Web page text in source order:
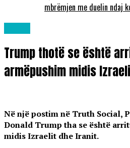
mbrëmjen me duelin ndaj
Trump thotë se është
armëpushim midis
Në një postim në Truth Social,
Donald Trump tha se është
midis Izraelit dhe Iranit.